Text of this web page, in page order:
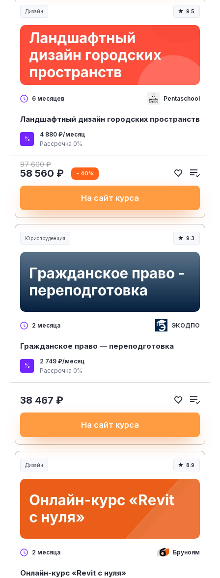
Дизайн 9.5
6 месяцев Pentaschool
Ландшафтный дизайн городских пространств
4 880 ₽/месяц
Рассрочка 0%
97 600 ₽
58 560 ₽ - 40%
На сайт курса
Юриспруденция
Юриспруденция и право
9.3
2 месяца ЭКОДПО
Гражданское право — переподготовка
2 749 ₽/месяц
Рассрочка 0%
38 467 ₽
На сайт курса
Дизайн 8.9
2 месяца Бруноям
Онлайн-курс «Revit с нуля»